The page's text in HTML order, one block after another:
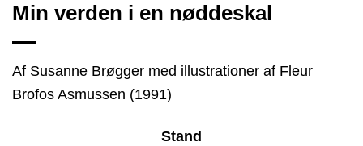
Min verden i en nøddeskal
Af Susanne Brøgger med illustrationer af Fleur
Brofos Asmussen (1991)
Stand